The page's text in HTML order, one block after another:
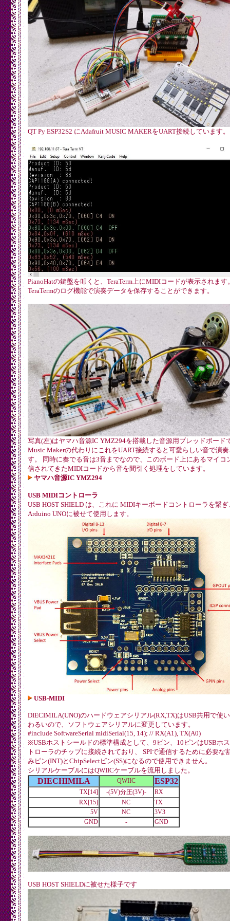
QT Py ESP32S2 にAdafruit MUSIC MAKERをUART接続しています。
PianoHatの鍵盤を叩くと、TeraTerm上にMIDIコードが表示されます
TeraTermのログ機能で演奏データを保存することができます。
写真(左)はヤマハ音源IC YMZ294を搭載した音源用ブレッドボード
Music Makerの代わりにこれをUART接続すると可愛らしい音で演
す。 同時に奏でる音は3音までなので、このボード上にあるマイコ
信されてきたMIDIコードから音を間引く処理をしています。
ヤマハ音源IC YMZ294
USB MIDIコントローラ
USB HOST SHIELD は、これに MIDIキーボードコントローラを繋ぎ
Arduino UNOに被せて使用します。
USB-MIDI
DIECIMILA(UNO)のハードウェアシリアル(RX,TX)はUSB共用で使
わるいので、ソフトウェアシリアルに変更しています。
#include SoftwareSerial midiSerial(15, 14); // RX(A1), TX(A0)
※USBホストシールドの標準構成として、9ピン、10ピンはUSBホ
トローラのチップに接続されており、 SPIで通信するために必要な
みピン(INT)とChipSelectピン(SS)になるので使用できません。
シリアルケーブルにはQWIICケーブルを流用しました。
DIECHIMILA QWIIC ESP32
TX[14] -(5V)分圧(3V)-
RX
RX[15]
NC
TX
5V
NC
3V3
GND
- GND
USB HOST SHIELDに被せた様子です